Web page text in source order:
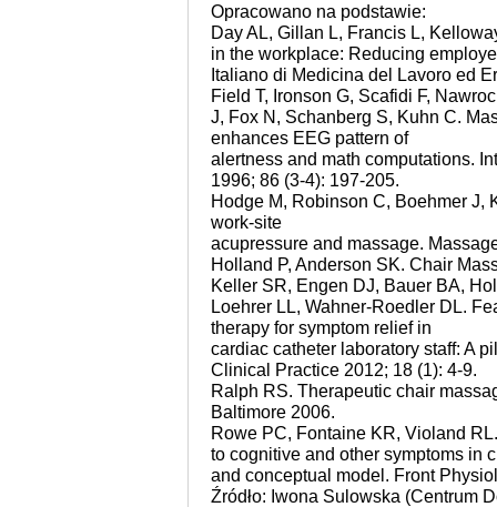
Opracowano na podstawie:
Day AL, Gillan L, Francis L,
in the workplace: Reducing
Italiano di Medicina del Lavoro ed
Field T, Ironson G, Scafidi F,
J, Fox N, Schanberg S, Kuhn C.
enhances EEG pattern of
alertness and math computations.
1996; 86 (3-4): 197-205.
Hodge M, Robinson C, Boehmer J,
work-site
acupressure and massage.
Holland P, Anderson SK. Chair
Keller SR, Engen DJ, Bauer BA,
Loehrer LL, Wahner-Roedler DL.
therapy for symptom relief in
cardiac catheter laboratory staff: A
Clinical Practice 2012; 18 (1): 4-9.
Ralph RS. Therapeutic chair
Baltimore 2006.
Rowe PC, Fontaine KR, Violand
to cognitive and other symptoms in
and conceptual model. Front
Źródło: Iwona Sulowska (Centrum